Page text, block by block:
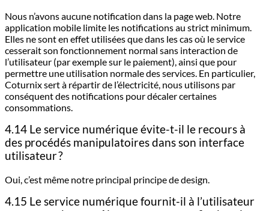
Nous n’avons aucune notification dans la page web. Notre
application mobile limite les notifications au strict minimum.
Elles ne sont en effet utilisées que dans les cas où le service
cesserait son fonctionnement normal sans interaction de
l’utilisateur (par exemple sur le paiement), ainsi que pour
permettre une utilisation normale des services. En particulier,
Coturnix sert à répartir de l’électricité, nous utilisons par
conséquent des notifications pour décaler certaines
consommations.
4.14 Le service numérique évite-t-il le recours à
des procédés manipulatoires dans son interface
utilisateur ?
Oui, c’est même notre principal principe de design.
4.15 Le service numérique fournit-il à l’utilisateur